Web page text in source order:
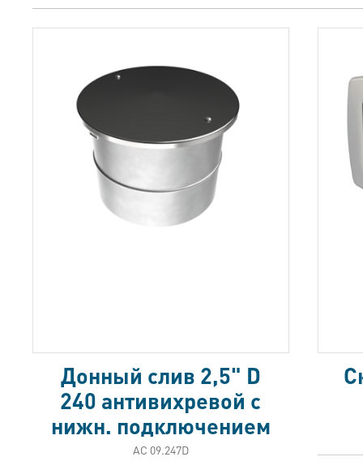
Донный слив 2,5" D
240 антивихревой с
нижн. подключением
АС 09.247D